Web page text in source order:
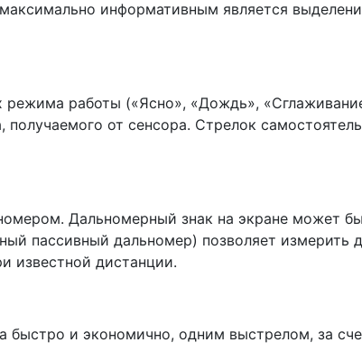
информативным является
режима работы («Ясно», «Дождь»,
получаемого от сенсора. Стрелок
Дальномерный знак на экране может
пассивный дальномер) позволяет измерить
известной дистанции.
и экономично, одним выстрелом, за